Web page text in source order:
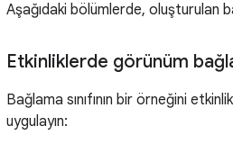
Aşağıdaki bölümlerde, oluşturulan
Etkinliklerde görünüm
Bağlama sınıfının bir örneğini
uygulayın: